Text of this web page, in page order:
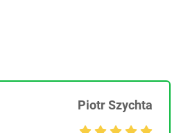
Piotr Szychta